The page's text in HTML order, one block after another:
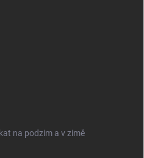
na podzim a v zimě